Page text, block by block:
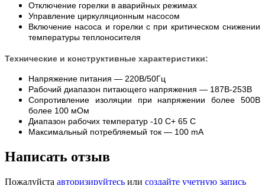
Отключение горелки в аварийных режимах
Управление циркуляционным насосом
Включение насоса и горелки с при критическом снижении
температуры теплоносителя
Технические и конструктивные характеристики:
Напряжение питания — 220В/50Гц
Рабочий диапазон питающего напряжения — 187В-253В
Сопротивление изоляции при напряжении более 500В
более 100 мОм
Диапазон рабочих температур -10 С+ 65 С
Максимальный потребляемый ток — 100 mA
Написать отзыв
Пожалуйста авторизируйтесь или создайте учетную запись